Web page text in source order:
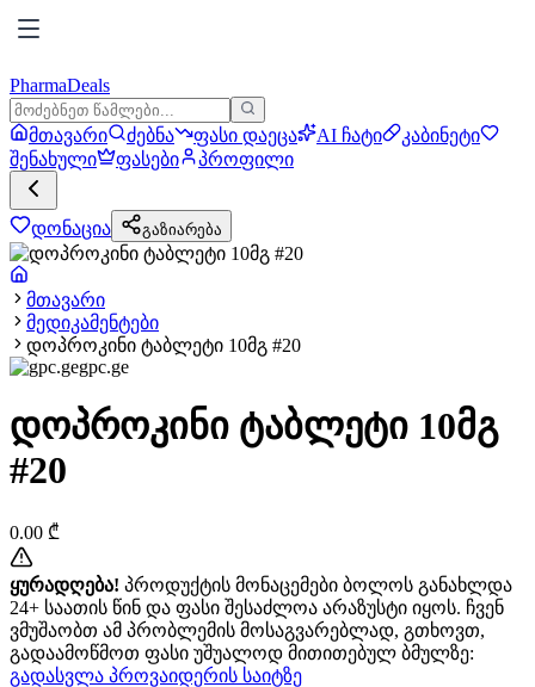
PharmaDeals
მთავარი ძებნა ფასი დაეცა AI ჩატი
კაბინეტი
შენახული
ფასები პროფილი
დონაცია გაზიარება
მთავარი
მედიკამენტები
დოპროკინი ტაბლეტი 10მგ #20
gpc.ge
დოპროკინი ტაბლეტი 10მგ
#20
0.00 ₾
ყურადღება! პროდუქტის მონაცემები ბოლოს განახლდა
24+ საათის წინ და ფასი შესაძლოა არაზუსტი იყოს. ჩვენ
ვმუშაობთ ამ პრობლემის მოსაგვარებლად, გთხოვთ,
გადაამოწმოთ ფასი უშუალოდ მითითებულ ბმულზე:
გადასვლა პროვაიდერის საიტზე